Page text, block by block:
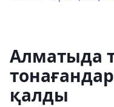
Алматыда
қалды